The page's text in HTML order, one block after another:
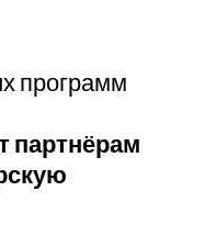
программ
партнёрам